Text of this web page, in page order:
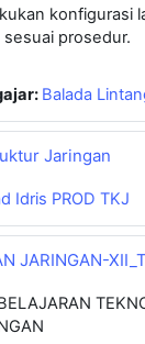
konfigurasi
sesuai prosedur.
Balada
Jaringan
Idris PROD TKJ
JARINGAN-